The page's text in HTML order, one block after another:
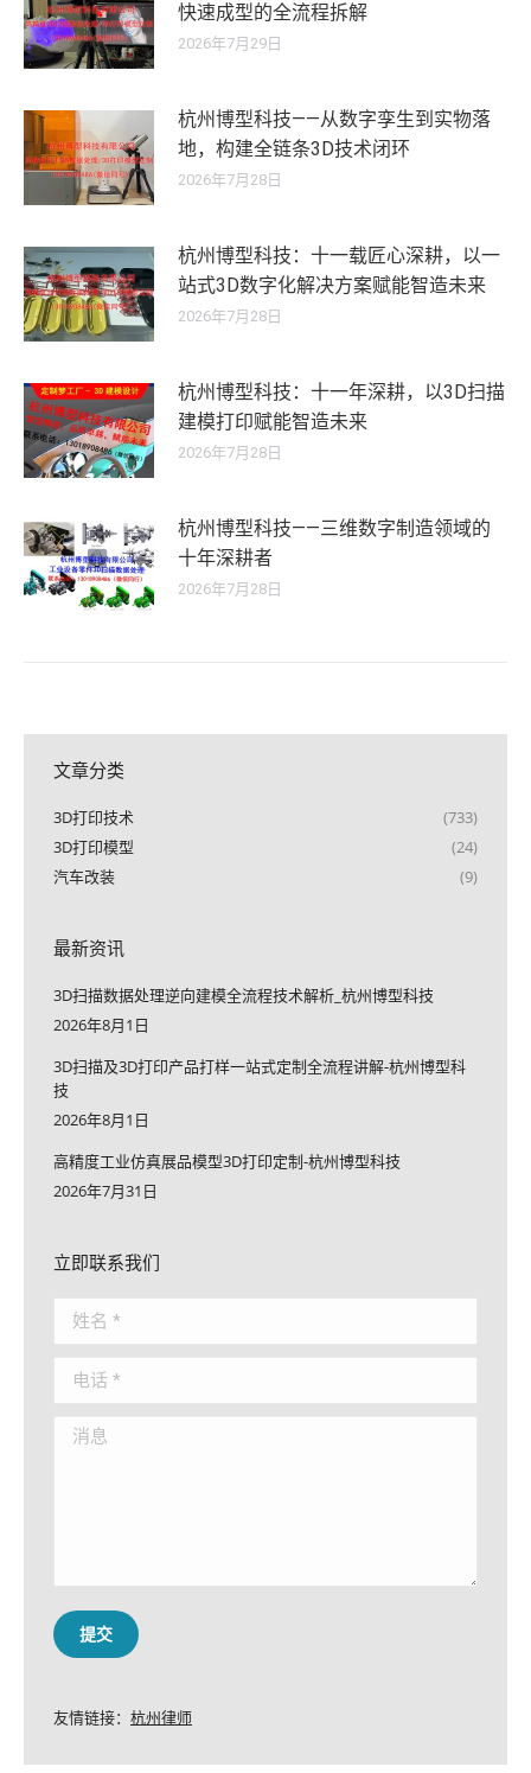
快速成型的全流程拆解
2026年7月29日
杭州博型科技——从数字孪生到实物落
地，构建全链条3D技术闭环
2026年7月28日
杭州博型科技：十一载匠心深耕，以一
站式3D数字化解决方案赋能智造未来
2026年7月28日
杭州博型科技：十一年深耕，以3D扫描
建模打印赋能智造未来
2026年7月28日
杭州博型科技——三维数字制造领域的
十年深耕者
2026年7月28日
文章分类
3D打印技术
(733)
3D打印模型
(24)
汽车改装
(9)
最新资讯
3D扫描数据处理逆向建模全流程技术解析_杭州博型科技
2026年8月1日
3D扫描及3D打印产品打样一站式定制全流程讲解-杭州博型科
技
2026年8月1日
高精度工业仿真展品模型3D打印定制-杭州博型科技
2026年7月31日
立即联系我们
姓名 *
电话 *
消息
提交
友情链接： 杭州律师